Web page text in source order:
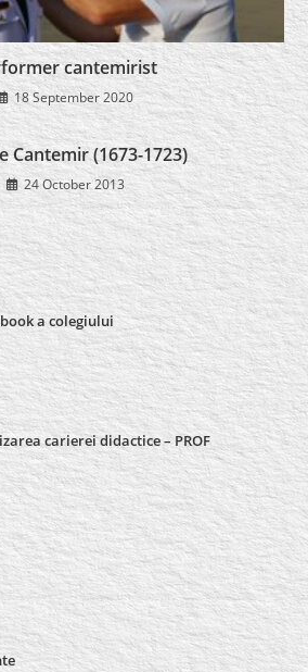
cantemirist
18 September 2020
Cantemir (1673-1723)
24 October 2013
a colegiului
carierei didactice – PROF